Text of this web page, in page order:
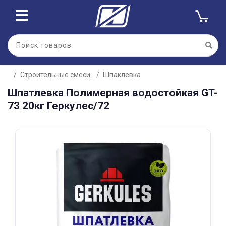
Строительные смеси Шпаклевка
Шпатлевка Полимерная водостойкая GT-
73 20кг Геркулес/72
Для клиентов всех банков
Разбейте
оплатуна части
без переплат